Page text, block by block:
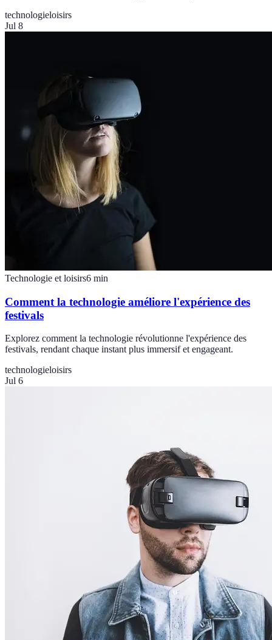
technologieloisirs
Jul 8
Technologie et loisirs6 min
Comment la technologie améliore l'expérience des
festivals
Explorez comment la technologie révolutionne l'expérience des
festivals, rendant chaque instant plus immersif et engageant.
technologieloisirs
Jul 6